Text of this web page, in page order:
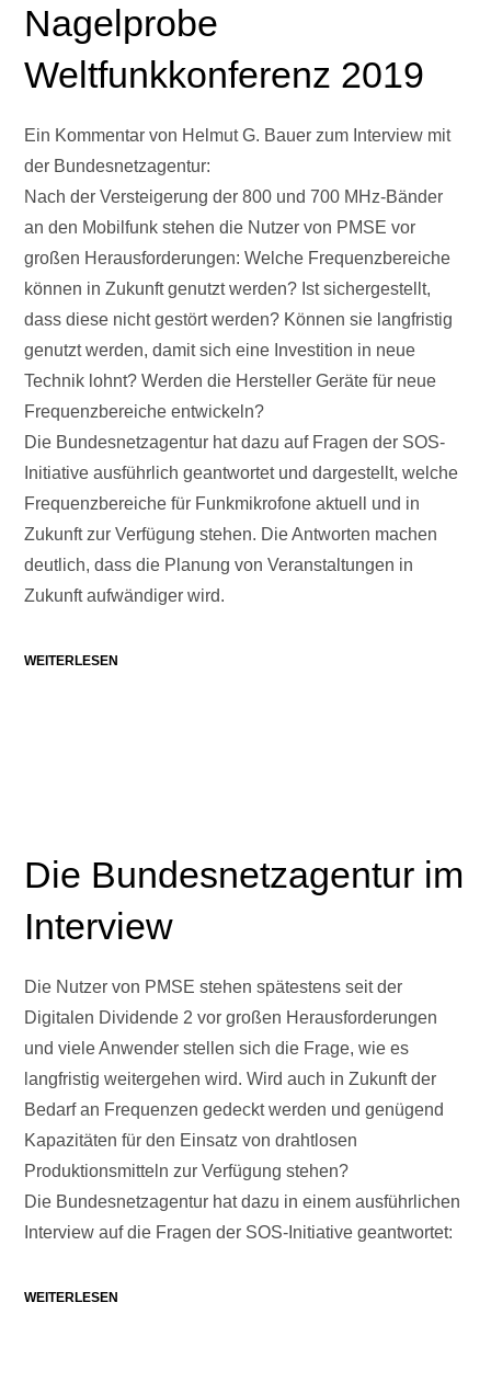
Nagelprobe
Weltfunkkonferenz 2019
Ein Kommentar von Helmut G. Bauer zum Interview mit
der Bundesnetzagentur:
Nach der Versteigerung der 800 und 700 MHz-Bänder
an den Mobilfunk stehen die Nutzer von PMSE vor
großen Herausforderungen: Welche Frequenzbereiche
können in Zukunft genutzt werden? Ist sichergestellt,
dass diese nicht gestört werden? Können sie langfristig
genutzt werden, damit sich eine Investition in neue
Technik lohnt? Werden die Hersteller Geräte für neue
Frequenzbereiche entwickeln?
Die Bundesnetzagentur hat dazu auf Fragen der SOS-
Initiative ausführlich geantwortet und dargestellt, welche
Frequenzbereiche für Funkmikrofone aktuell und in
Zukunft zur Verfügung stehen. Die Antworten machen
deutlich, dass die Planung von Veranstaltungen in
Zukunft aufwändiger wird.
WEITERLESEN
Die Bundesnetzagentur im
Interview
Die Nutzer von PMSE stehen spätestens seit der
Digitalen Dividende 2 vor großen Herausforderungen
und viele Anwender stellen sich die Frage, wie es
langfristig weitergehen wird. Wird auch in Zukunft der
Bedarf an Frequenzen gedeckt werden und genügend
Kapazitäten für den Einsatz von drahtlosen
Produktionsmitteln zur Verfügung stehen?
Die Bundesnetzagentur hat dazu in einem ausführlichen
Interview auf die Fragen der SOS-Initiative geantwortet:
WEITERLESEN